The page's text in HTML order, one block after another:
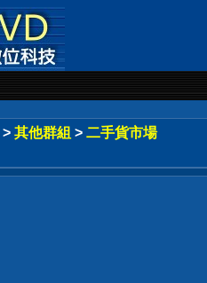
> 其他群組 > 二手貨市場